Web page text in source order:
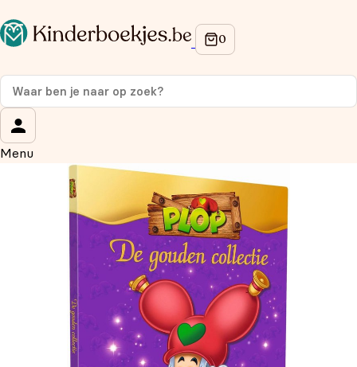
Menu
Op de hoogte blijven van onze acties?
Meld je aan voor onze nieuwsbrief en ontvang
korting
Wat is je voornaam?
Wat is je e-mailadres?
Aanmelden
We gebruiken je gegevens om contact op te nemen, in
overeenstemming met onsprivacybeleid.